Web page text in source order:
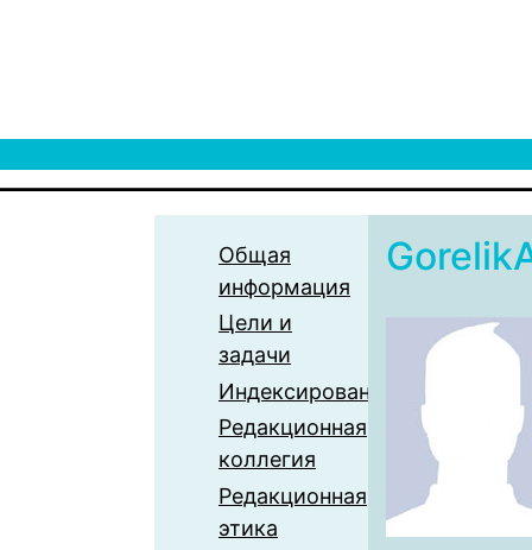
Общая
информация
Цели и
задачи
Индексирование
Редакционная
коллегия
Редакционная
этика